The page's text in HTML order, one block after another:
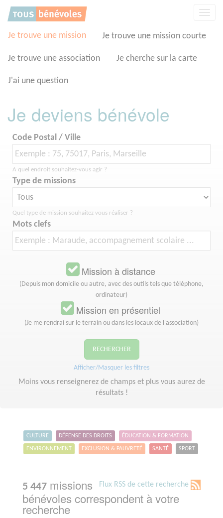
Je trouve une mission Je trouve une mission courte
Je trouve une association Je cherche sur la carte
J'ai une question
Je deviens bénévole
Code Postal / Ville
A quel endroit souhaitez-vous agir ?
Type de missions
Quel type de mission souhaitez vous réaliser ?
Mots clefs
Mission à distance
(Depuis mon domicile ou autre, avec des outils tels que téléphone,
ordinateur)
Mission en présentiel
(Je me rendrai sur le terrain ou dans les locaux de l'association)
RECHERCHER
Afficher/Masquer les filtres
Moins vous renseignerez de champs et plus vous aurez de
résultats !
CULTURE DÉFENSE DES DROITS ÉDUCATION & FORMATION
ENVIRONNEMENT EXCLUSION & PAUVRETÉ SANTÉ SPORT
Flux RSS de cette recherche
5 447 missions
bénévoles correspondent à votre
recherche
Panneau de gestion des cookies